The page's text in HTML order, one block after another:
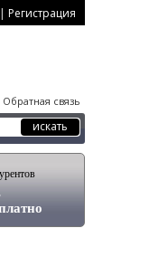
| Регистрация
Обратная связь